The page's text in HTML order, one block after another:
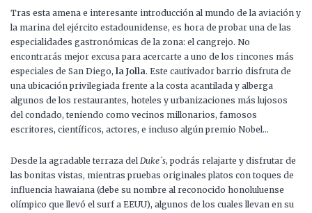
Tras esta amena e interesante introducción al mundo de la aviación y
la marina del ejército estadounidense, es hora de probar una de las
especialidades gastronómicas de la zona: el cangrejo. No
encontrarás mejor excusa para acercarte a uno de los rincones más
especiales de San Diego, la Jolla. Este cautivador barrio disfruta de
una ubicación privilegiada frente a la costa acantilada y alberga
algunos de los restaurantes, hoteles y urbanizaciones más lujosos
del condado, teniendo como vecinos millonarios, famosos
escritores, científicos, actores, e incluso algún premio Nobel…
Desde la agradable terraza del Duke´s, podrás relajarte y disfrutar de
las bonitas vistas, mientras pruebas originales platos con toques de
influencia hawaiana (debe su nombre al reconocido honoluluense
olímpico que llevó el surf a EEUU), algunos de los cuales llevan en su